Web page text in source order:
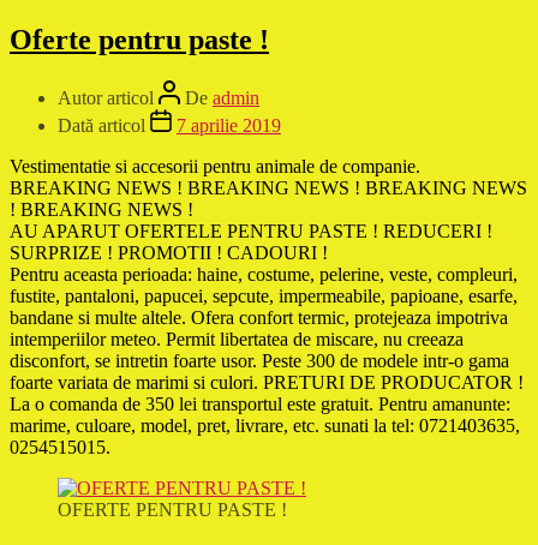
Oferte pentru paste !
Autor articol De admin
Dată articol
7 aprilie 2019
Vestimentatie si accesorii pentru animale de companie.
BREAKING NEWS ! BREAKING NEWS ! BREAKING NEWS
! BREAKING NEWS !
AU APARUT OFERTELE PENTRU PASTE ! REDUCERI !
SURPRIZE ! PROMOTII ! CADOURI !
Pentru aceasta perioada: haine, costume, pelerine, veste, compleuri,
fustite, pantaloni, papucei, sepcute, impermeabile, papioane, esarfe,
bandane si multe altele. Ofera confort termic, protejeaza impotriva
intemperiilor meteo. Permit libertatea de miscare, nu creeaza
disconfort, se intretin foarte usor. Peste 300 de modele intr-o gama
foarte variata de marimi si culori. PRETURI DE PRODUCATOR !
La o comanda de 350 lei transportul este gratuit. Pentru amanunte:
marime, culoare, model, pret, livrare, etc. sunati la tel: 0721403635,
0254515015.
OFERTE PENTRU PASTE !